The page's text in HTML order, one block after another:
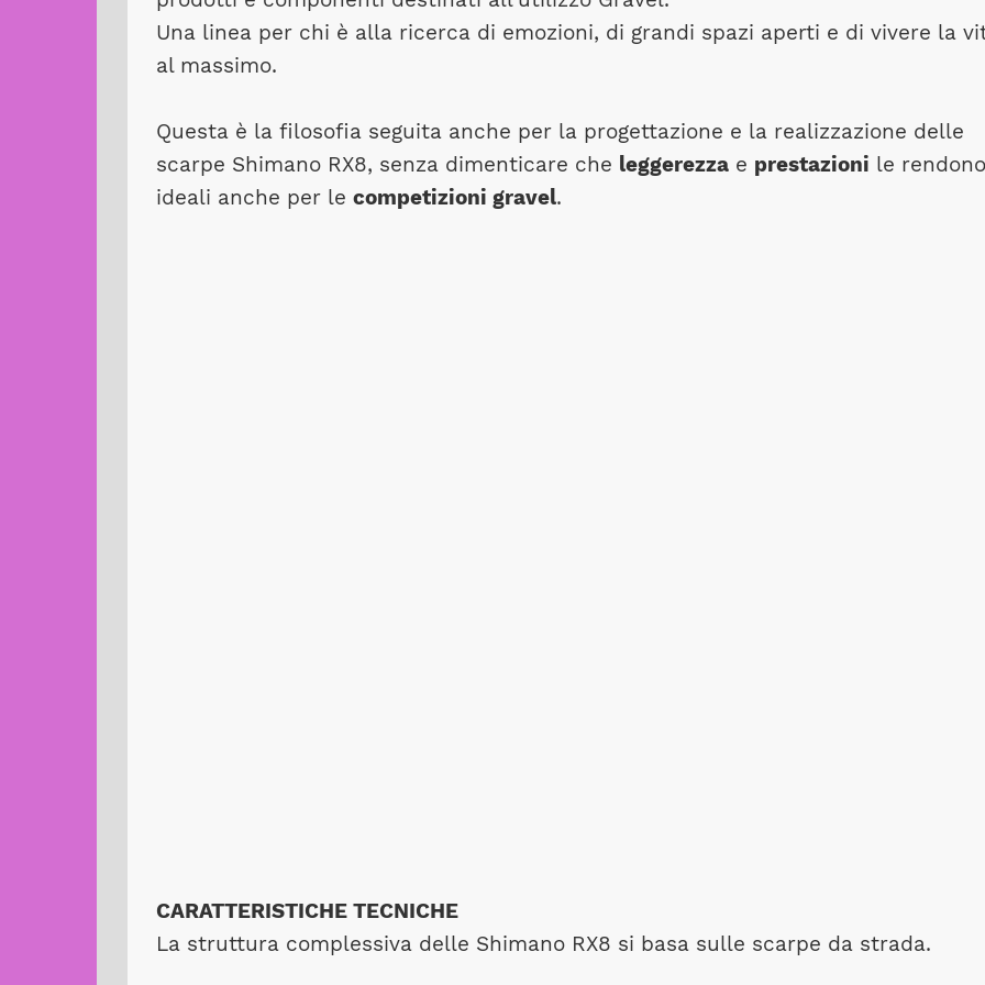
Una linea per chi è alla ricerca di emozioni, di grandi spazi aperti e di vivere la
al massimo.
Questa è la filosofia seguita anche per la progettazione e la realizzazione delle
scarpe Shimano RX8, senza dimenticare che leggerezza e prestazioni le rendono
ideali anche per le competizioni gravel.
CARATTERISTICHE TECNICHE
La struttura complessiva delle Shimano RX8 si basa sulle scarpe da strada.